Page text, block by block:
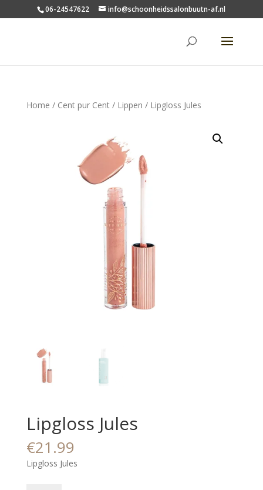
06-24547622 info@schoonheidssalonbuutn-af.nl
Home / Cent pur Cent/ Lippen / Lipgloss Jules
Lipgloss Jules
€21.99
Lipgloss Jules